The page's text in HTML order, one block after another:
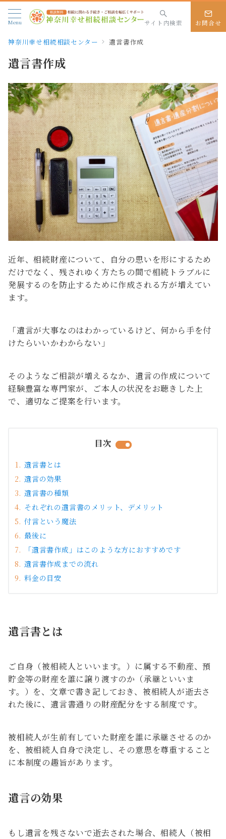
Menu サイト内検索 お問合せ
神奈川幸せ相続相談センター 遺言書作成
遺言書作成
近年、相続財産について、自分の思いを形にするため
だけでなく、残されゆく方たちの間で相続トラブルに
発展するのを防止するために作成される方が増えてい
ます。
「遺言が大事なのはわかっているけど、何から手を付
けたらいいかわからない」
そのようなご相談が増えるなか、遺言の作成について
経験豊富な専門家が、ご本人の状況をお聴きした上
で、適切なご提案を行います。
目次
遺言書とは
遺言の効果
遺言書の種類
それぞれの遺言書のメリット、デメリット
付言という魔法
最後に
「遺言書作成」はこのような方におすすめです
遺言書作成までの流れ
料金の目安
遺言書とは
ご自身（被相続人といいます。）に属する不動産、預
貯金等の財産を誰に譲り渡すのか（承継といいま
す。）を、文章で書き記しておき、被相続人が逝去さ
れた後に、遺言書通りの財産配分をする制度です。
被相続人が生前有していた財産を誰に承継させるのか
を、被相続人自身で決定し、その意思を尊重すること
に本制度の趣旨があります。
遺言の効果
もし遺言を残さないで逝去された場合、相続人（被相